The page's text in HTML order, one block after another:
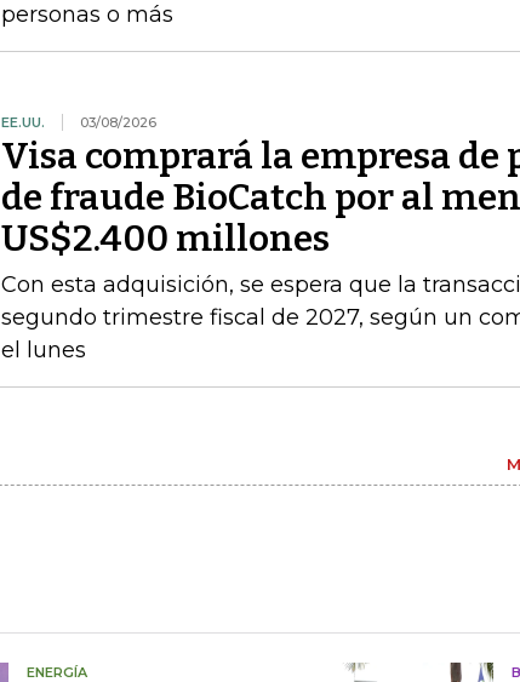
personas o más
EE.UU. 03/08/2026
Visa comprará la empresa de
de fraude BioCatch por al
US$2.400 millones
Con esta adquisición, se espera que la
segundo trimestre fiscal de 2027, según un
el lunes
ENERGÍA